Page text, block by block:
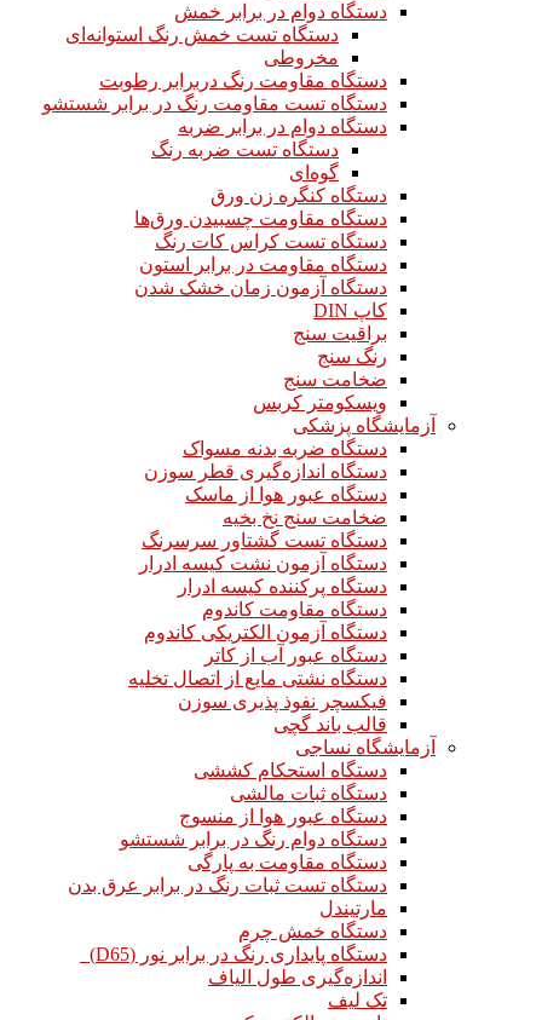
دستگاه دوام در برابر خمش
دستگاه تست خمش رنگ استوانه‌ای
مخروطی
دستگاه مقاومت رنگ دربرابر رطوبت
دستگاه تست مقاومت رنگ در برابر شستشو
دستگاه دوام در برابر ضربه
دستگاه تست ضربه رنگ
گوه‌ای
دستگاه کنگره زن ورق
دستگاه مقاومت چسبیدن ورق‌ها
دستگاه تست کراس کات رنگ
دستگاه مقاومت در برابر استون
دستگاه آزمون زمان خشک شدن
کاپ DIN
براقیت سنج
رنگ سنج
ضخامت سنج
ویسکومتر کربس
آزمایشگاه پزشکی
دستگاه ضربه بدنه مسواک
دستگاه اندازه‌گیری قطر سوزن
دستگاه عبور هوا از ماسک
ضخامت سنج نخ بخیه
دستگاه تست گشتاور سرسرنگ
دستگاه آزمون نشت کیسه ادرار
دستگاه پرکننده کیسه ادرار
دستگاه مقاومت کاندوم
دستگاه آزمون الکتریکی کاندوم
دستگاه عبور آب از کاتر
دستگاه نشتی مایع از اتصال تخلیه
فیکسچر نفوذ پذیری سوزن
قالب باند گچی
آزمایشگاه نساجی
دستگاه استحکام کششی
دستگاه ثبات مالشی
دستگاه عبور هوا از منسوج
دستگاه دوام رنگ در برابر شستشو
دستگاه مقاومت به پارگی
دستگاه تست ثبات رنگ در برابر عرق بدن
مارتیندل
دستگاه خمش چرم
دستگاه پایداری رنگ در برابر نور (D65)
اندازه‌گیری طول الیاف
تک لیف